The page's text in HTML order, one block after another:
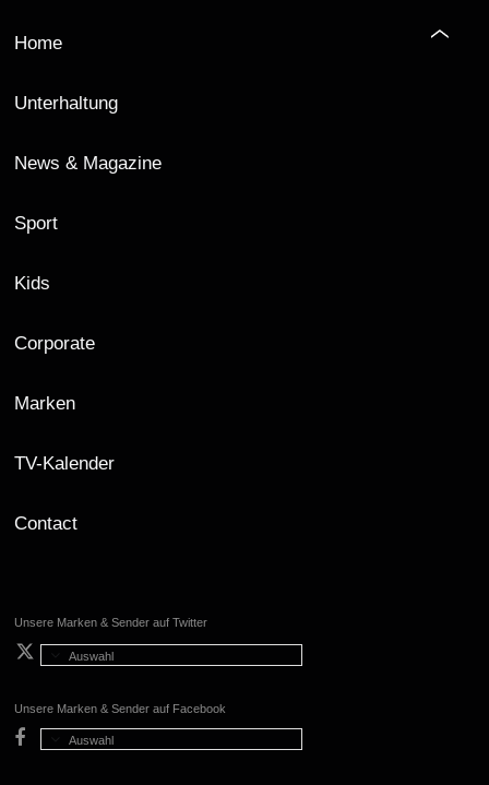
Home
Unterhaltung
News & Magazine
Sport
Kids
Corporate
Marken
TV-Kalender
Contact
Unsere Marken & Sender auf Twitter
Auswahl
Unsere Marken & Sender auf Facebook
Auswahl